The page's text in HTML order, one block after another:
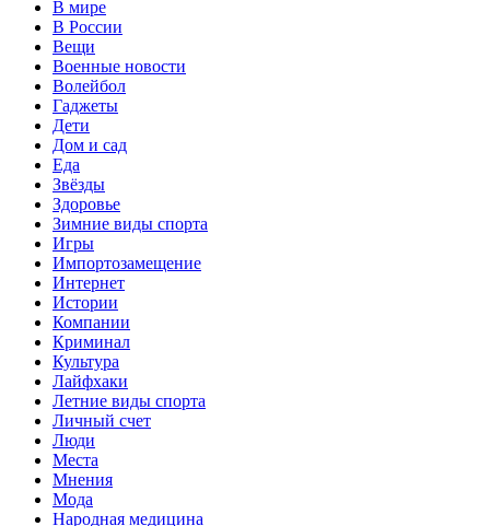
В мире
В России
Вещи
Военные новости
Волейбол
Гаджеты
Дети
Дом и сад
Еда
Звёзды
Здоровье
Зимние виды спорта
Игры
Импортозамещение
Интернет
Истории
Компании
Криминал
Культура
Лайфхаки
Летние виды спорта
Личный счет
Люди
Места
Мнения
Мода
Народная медицина